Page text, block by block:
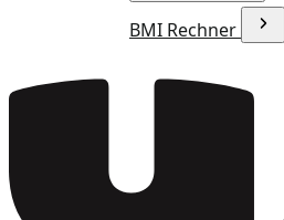
BMI Rechner